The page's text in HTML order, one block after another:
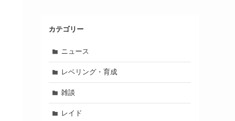
カテゴリー
ニュース
レベリング・育成
雑談
レイド